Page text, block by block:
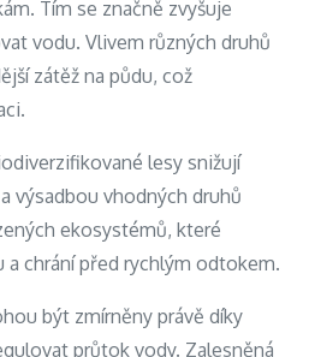
Tím se značně zvyšuje
vodu. Vlivem různých druhů
zátěž na půdu, což
lesy snižují
výsadbou vhodných druhů
ekosystémů, které
chrání před rychlým odtokem.
být zmírněny právě díky
průtok vody. Zalesněná